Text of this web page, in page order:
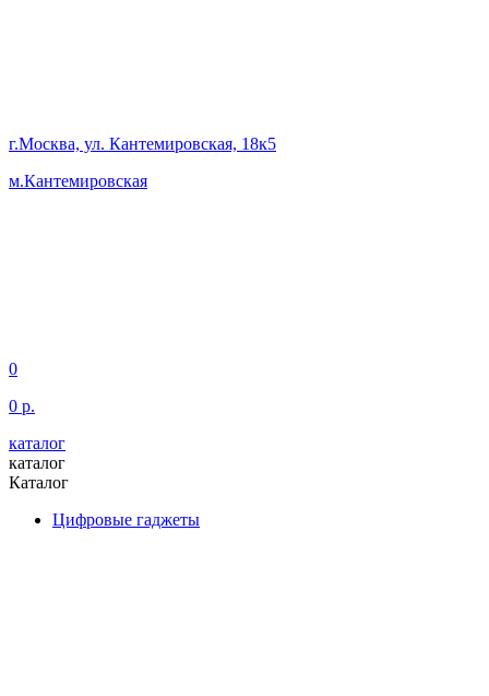
г.Москва, ул. Кантемировская, 18к5
м.Кантемировская
0
0 р.
каталог
каталог
Каталог
Цифровые гаджеты